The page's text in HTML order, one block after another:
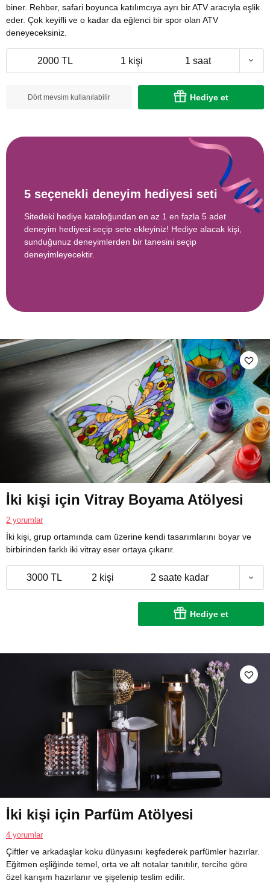
biner. Rehber, safari boyunca katılımcıya ayrı bir ATV aracıyla eşlik
eder. Çok keyifli ve o kadar da eğlenci bir spor olan ATV
deneyeceksiniz.
2000 TL 1 kişi 1 saat
Dört mevsim kullanılabilir Hediye et
5 seçenekli deneyim hediyesi seti
Sitedeki hediye kataloğundan en az 1 en fazla 5 adet
deneyim hediyesi seçip sete ekleyiniz! Hediye alacak kişi,
sunduğunuz deneyimlerden bir tanesini seçip
deneyimleyecektir.
İki kişi için Vitray Boyama Atölyesi
2 yorumlar
İki kişi, grup ortamında cam üzerine kendi tasarımlarını boyar ve
birbirinden farklı iki vitray eser ortaya çıkarır.
3000 TL 2 kişi 2 saate kadar
Hediye et
İki kişi için Parfüm Atölyesi
4 yorumlar
Çiftler ve arkadaşlar koku dünyasını keşfederek parfümler hazırlar.
Eğitmen eşliğinde temel, orta ve alt notalar tanıtılır, tercihe göre
özel karışım hazırlanır ve şişelenip teslim edilir.